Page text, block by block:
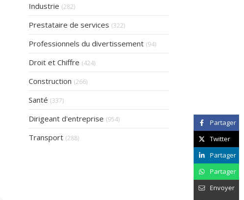
Partager
Twitter
Partager
Partager
Envoyer
Industrie (282)Articles Count
Prestataire de services (322)Articles Count
Professionnels du divertissement (94)Articles Count
Droit et Chiffre (424)Articles Count
Construction (266)Articles Count
Santé (337)Articles Count
Dirigeant d'entreprise (954)Articles Count
Transport (288)Articles Count